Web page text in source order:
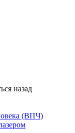
назад
(ВПЧ)